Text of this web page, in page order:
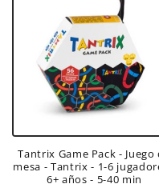
Tantrix Game Pack - Juego
mesa - Tantrix - 1-6
6+ años - 5-40 min